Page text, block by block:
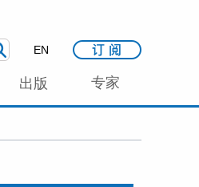
EN
出版 专家